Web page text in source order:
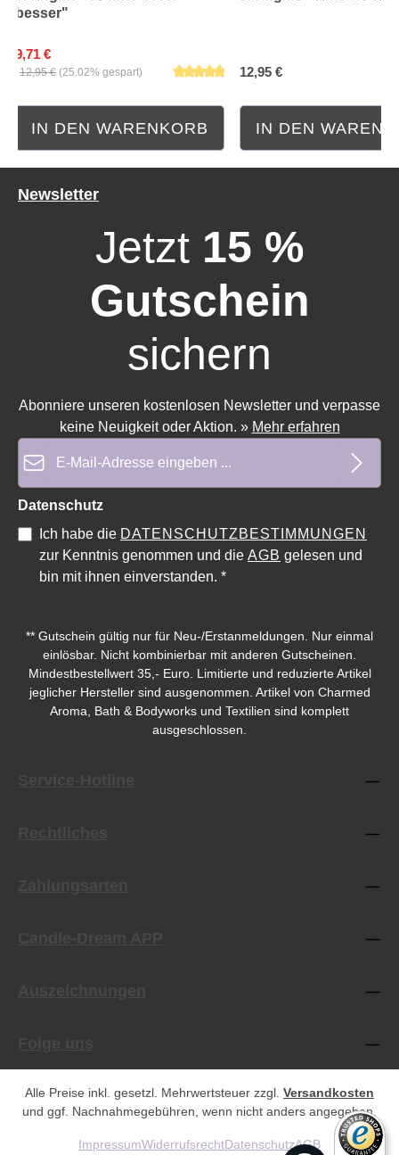
besser"
9,71 €
12,95 € (25.02% gespart)
Durchschnittliche Bewertung von 5 von 5 Sternen
IN DEN WARENKORB
12,95 €
IN DEN
Newsletter
Jetzt 15 %
Gutschein
sichern
Abonniere unseren kostenlosen Newsletter und verpasse
keine Neuigkeit oder Aktion. » Mehr erfahren
Datenschutz
Ich habe die DATENSCHUTZBESTIMMUNGEN
zur Kenntnis genommen und die AGB gelesen und
bin mit ihnen einverstanden. *
** Gutschein gültig nur für Neu-/Erstanmeldungen. Nur einmal
einlösbar. Nicht kombinierbar mit anderen Gutscheinen.
Mindestbestellwert 35,- Euro. Limitierte und reduzierte Artikel
jeglicher Hersteller sind ausgenommen. Artikel von Charmed
Aroma, Bath & Bodyworks und Textilien sind komplett
ausgeschlossen.
Alle Preise inkl. gesetzl. Mehrwertsteuer zzgl. Versandkosten
und ggf. Nachnahmegebühren, wenn nicht anders angegeben.
ImpressumWiderrufsrechtDatenschutzAGB